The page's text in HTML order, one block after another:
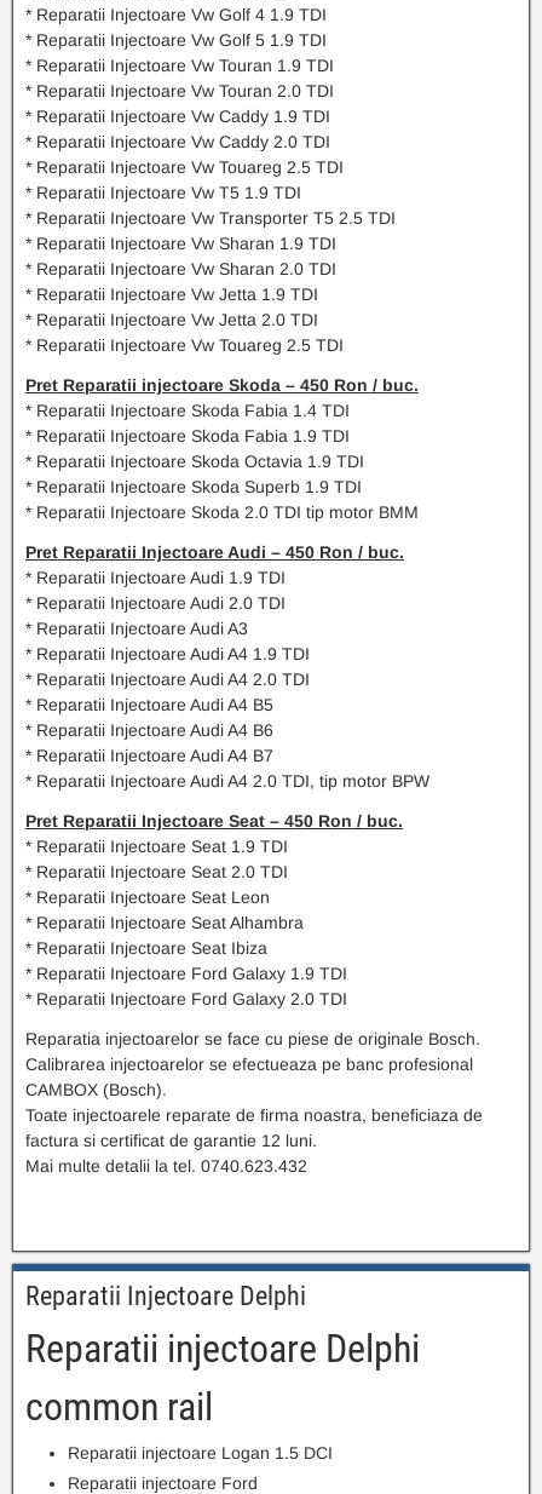
* Reparatii Injectoare Vw Golf 4 1.9 TDI
* Reparatii Injectoare Vw Golf 5 1.9 TDI
* Reparatii Injectoare Vw Touran 1.9 TDI
* Reparatii Injectoare Vw Touran 2.0 TDI
* Reparatii Injectoare Vw Caddy 1.9 TDI
* Reparatii Injectoare Vw Caddy 2.0 TDI
* Reparatii Injectoare Vw Touareg 2.5 TDI
* Reparatii Injectoare Vw T5 1.9 TDI
* Reparatii Injectoare Vw Transporter T5 2.5 TDI
* Reparatii Injectoare Vw Sharan 1.9 TDI
* Reparatii Injectoare Vw Sharan 2.0 TDI
* Reparatii Injectoare Vw Jetta 1.9 TDI
* Reparatii Injectoare Vw Jetta 2.0 TDI
* Reparatii Injectoare Vw Touareg 2.5 TDI
Pret Reparatii injectoare Skoda – 450 Ron / buc.
* Reparatii Injectoare Skoda Fabia 1.4 TDI
* Reparatii Injectoare Skoda Fabia 1.9 TDI
* Reparatii Injectoare Skoda Octavia 1.9 TDI
* Reparatii Injectoare Skoda Superb 1.9 TDI
* Reparatii Injectoare Skoda 2.0 TDI tip motor BMM
Pret Reparatii Injectoare Audi – 450 Ron / buc.
* Reparatii Injectoare Audi 1.9 TDI
* Reparatii Injectoare Audi 2.0 TDI
* Reparatii Injectoare Audi A3
* Reparatii Injectoare Audi A4 1.9 TDI
* Reparatii Injectoare Audi A4 2.0 TDI
* Reparatii Injectoare Audi A4 B5
* Reparatii Injectoare Audi A4 B6
* Reparatii Injectoare Audi A4 B7
* Reparatii Injectoare Audi A4 2.0 TDI, tip motor BPW
Pret Reparatii Injectoare Seat – 450 Ron / buc.
* Reparatii Injectoare Seat 1.9 TDI
* Reparatii Injectoare Seat 2.0 TDI
* Reparatii Injectoare Seat Leon
* Reparatii Injectoare Seat Alhambra
* Reparatii Injectoare Seat Ibiza
* Reparatii Injectoare Ford Galaxy 1.9 TDI
* Reparatii Injectoare Ford Galaxy 2.0 TDI
Reparatia injectoarelor se face cu piese de originale Bosch.
Calibrarea injectoarelor se efectueaza pe banc profesional
CAMBOX (Bosch).
Toate injectoarele reparate de firma noastra, beneficiaza de
factura si certificat de garantie 12 luni.
Mai multe detalii la tel. 0740.623.432
Reparatii Injectoare Delphi
Reparatii injectoare Delphi
common rail
Reparatii injectoare Logan 1.5 DCI
Reparatii injectoare Ford